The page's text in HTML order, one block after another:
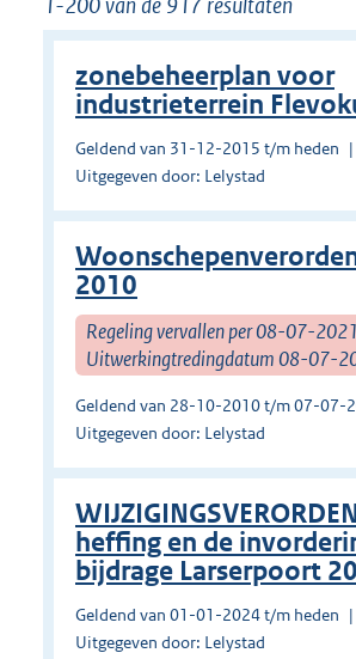
zonebeheerplan voor
industrieterrein
Geldend van 31-12-2015 t/m heden
Uitgegeven door: Lelystad
2010
Regeling vervallen per 08-07-2021
Uitwerkingtredingdatum 08-07-
Geldend van 28-10-2010 t/m 07-07-
Uitgegeven door: Lelystad
heffing en de
bijdrage Larserpoort
Geldend van 01-01-2024 t/m heden
Uitgegeven door: Lelystad